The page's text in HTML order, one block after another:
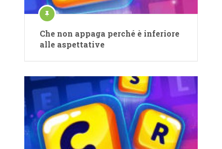
Che non appaga perché è inferiore
alle aspettative